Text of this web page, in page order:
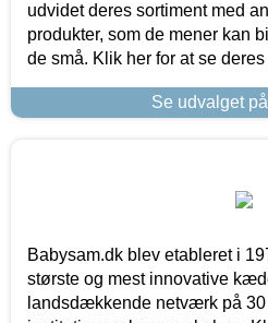
udvidet deres sortiment med
produkter, som de mener kan
de små. Klik her for at se
Se udvalget
Babysam.dk blev etableret i
største og mest innovative
landsdækkende netværk på